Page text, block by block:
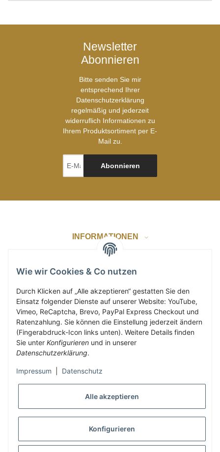
Newsletter
Abonnieren
Bitte senden Sie mir
entsprechend Ihrer
Datenschutzerklärung
regelmäßig und jederzeit
widerruflich Informationen zu
Ihrem Produktsortiment per E-
Mail zu.
Abonnieren
INFORMATIONEN
GESETZLICHE INFORMATIONEN
ZAHLUNG & VERSAND
KUNDENKONTO
Vertrag widerrufen
Wie wir Cookies & Co nutzen
Durch Klicken auf „Alle akzeptieren“ gestatten Sie den
Einsatz folgender Dienste auf unserer Website: YouTube,
Vimeo, ReCaptcha, Brevo, PayPal Express Checkout und
Ratenzahlung. Sie können die Einstellung jederzeit ändern
(Fingerabdruck-Icon links unten). Weitere Details finden
Sie unter Konfigurieren und in unserer
Datenschutzerklärung.
Impressum Datenschutz
Alle akzeptieren
Konfigurieren